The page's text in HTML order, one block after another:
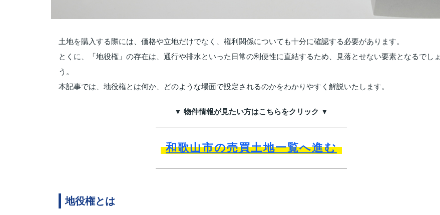
土地を購入する際には、価格や立地だけでなく、権利関係についても十分に確認する必要があります。
とくに、「地役権」の存在は、通行や排水といった日常の利便性に直結するため、見落とせない要素となるでしょ
う。
本記事では、地役権とは何か、どのような場面で設定されるのかをわかりやすく解説いたします。
▼ 物件情報が見たい方はこちらをクリック ▼
和歌山市の売買土地一覧へ進む
地役権とは